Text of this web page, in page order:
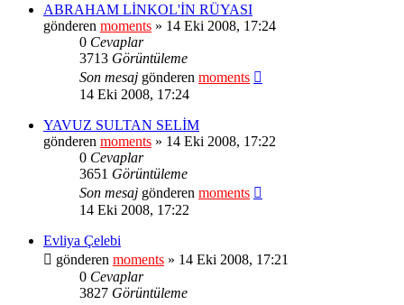
ABRAHAM LİNKOL'İN RÜYASI
gönderen moments » 14 Eki 2008, 17:24
0 Cevaplar
3713 Görüntüleme
Son mesaj gönderen moments
14 Eki 2008, 17:24
YAVUZ SULTAN SELİM
gönderen moments » 14 Eki 2008, 17:22
0 Cevaplar
3651 Görüntüleme
Son mesaj gönderen moments
14 Eki 2008, 17:22
Evliya Çelebi
gönderen moments » 14 Eki 2008, 17:21
0 Cevaplar
3827 Görüntüleme